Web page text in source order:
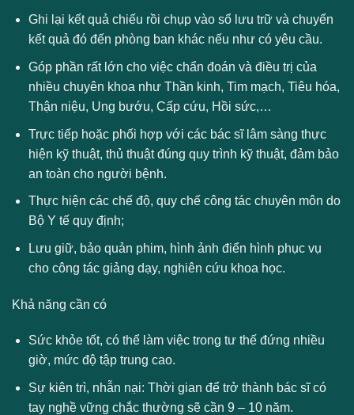
Ghi lại kết quả chiếu rồi chụp vào sổ lưu trữ và chuyển
kết quả đó đến phòng ban khác nếu như có yêu cầu.
Góp phần rất lớn cho việc chẩn đoán và điều trị của
nhiều chuyên khoa như Thần kinh, Tim mạch, Tiêu hóa,
Thận niệu, Ung bướu, Cấp cứu, Hồi sức,…
Trực tiếp hoặc phối hợp với các bác sĩ lâm sàng thực
hiện kỹ thuật, thủ thuật đúng quy trình kỹ thuật, đảm bảo
an toàn cho người bệnh.
Thực hiện các chế độ, quy chế công tác chuyên môn do
Bộ Y tế quy định;
Lưu giữ, bảo quản phim, hình ảnh điển hình phục vụ
cho công tác giảng dạy, nghiên cứu khoa học.
Khả năng cần có
Sức khỏe tốt, có thể làm việc trong tư thế đứng nhiều
giờ, mức độ tập trung cao.
Sự kiên trì, nhẫn nại: Thời gian để trở thành bác sĩ có
tay nghề vững chắc thường sẽ cần 9 – 10 năm.